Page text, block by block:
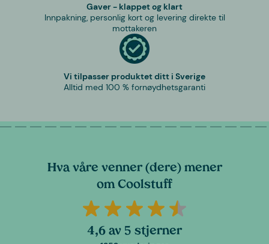
Gaver - klappet og klart
Innpakning, personlig kort og levering direkte til
mottakeren
Vi tilpasser produktet ditt i Sverige
Alltid med 100 % fornøydhetsgaranti
Hva våre venner (dere) mener
om Coolstuff
4,6 av 5 stjerner